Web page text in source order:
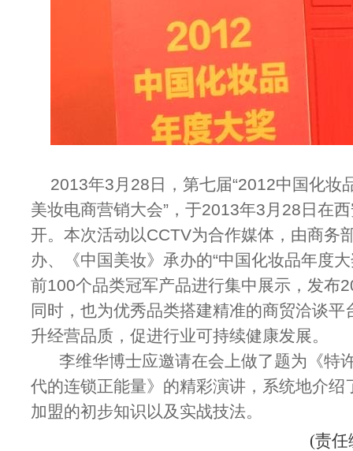
2013年3月28日，第七届“2012中国化妆
美妆电商营销大会”，于2013年3月28日在
开。本次活动以CCTV为合作媒体，由商务
办、《中国美妆》承办的“中国化妆品年度
前100个品类冠军产品进行集中展示，发布
同时，也为优秀品类搭建精准的商贸洽谈
升经营品质，促进行业可持续健康发展。
李维华博士应邀请在会上做了题为《特
代的连锁正能量》的精彩演讲，系统地介绍
加盟的初步知识以及实战技法。
(责任